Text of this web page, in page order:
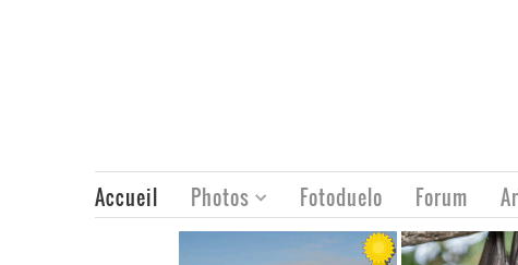
Accueil Photos Fotoduelo Forum